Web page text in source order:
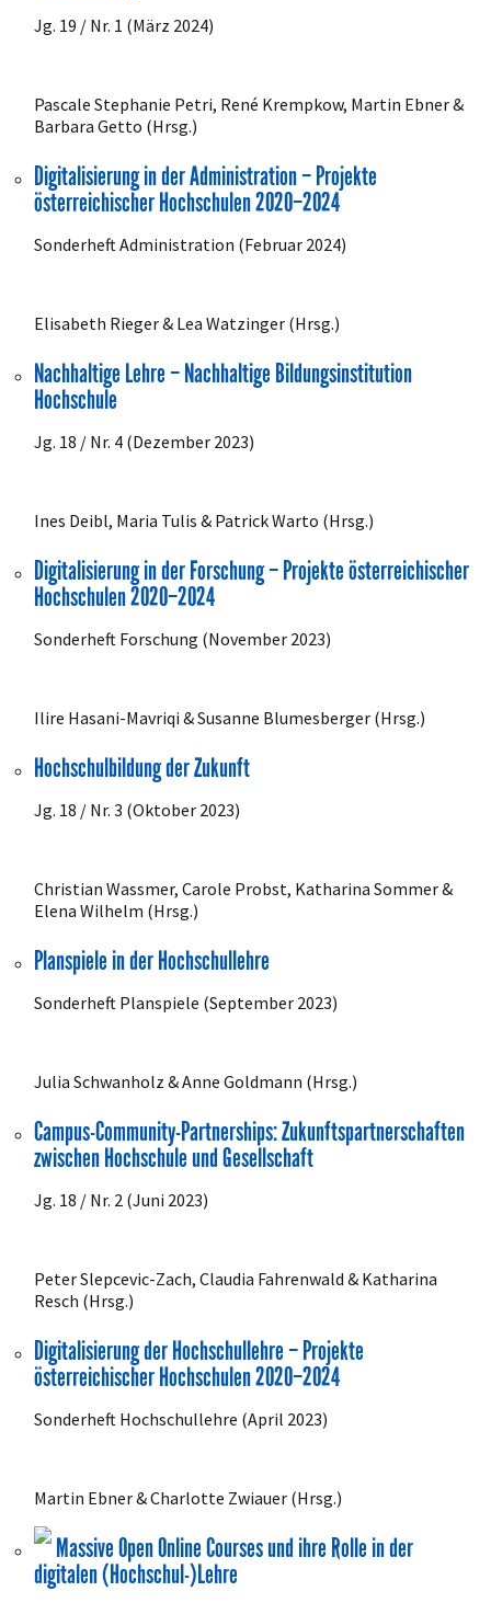
Jg. 19 / Nr. 1 (März 2024)
Pascale Stephanie Petri, René Krempkow, Martin Ebner &
Barbara Getto (Hrsg.)
Digitalisierung in der Administration – Projekte
österreichischer Hochschulen 2020–2024
Sonderheft Administration (Februar 2024)
Elisabeth Rieger & Lea Watzinger (Hrsg.)
Nachhaltige Lehre – Nachhaltige Bildungsinstitution
Hochschule
Jg. 18 / Nr. 4 (Dezember 2023)
Ines Deibl, Maria Tulis & Patrick Warto (Hrsg.)
Digitalisierung in der Forschung – Projekte österreichischer
Hochschulen 2020–2024
Sonderheft Forschung (November 2023)
Ilire Hasani-Mavriqi & Susanne Blumesberger (Hrsg.)
Hochschulbildung der Zukunft
Jg. 18 / Nr. 3 (Oktober 2023)
Christian Wassmer, Carole Probst, Katharina Sommer &
Elena Wilhelm (Hrsg.)
Planspiele in der Hochschullehre
Sonderheft Planspiele (September 2023)
Julia Schwanholz & Anne Goldmann (Hrsg.)
Campus-Community-Partnerships: Zukunftspartnerschaften
zwischen Hochschule und Gesellschaft
Jg. 18 / Nr. 2 (Juni 2023)
Peter Slepcevic-Zach, Claudia Fahrenwald & Katharina
Resch (Hrsg.)
Digitalisierung der Hochschullehre – Projekte
österreichischer Hochschulen 2020–2024
Sonderheft Hochschullehre (April 2023)
Martin Ebner & Charlotte Zwiauer (Hrsg.)
Massive Open Online Courses und ihre Rolle in der
digitalen (Hochschul-)Lehre